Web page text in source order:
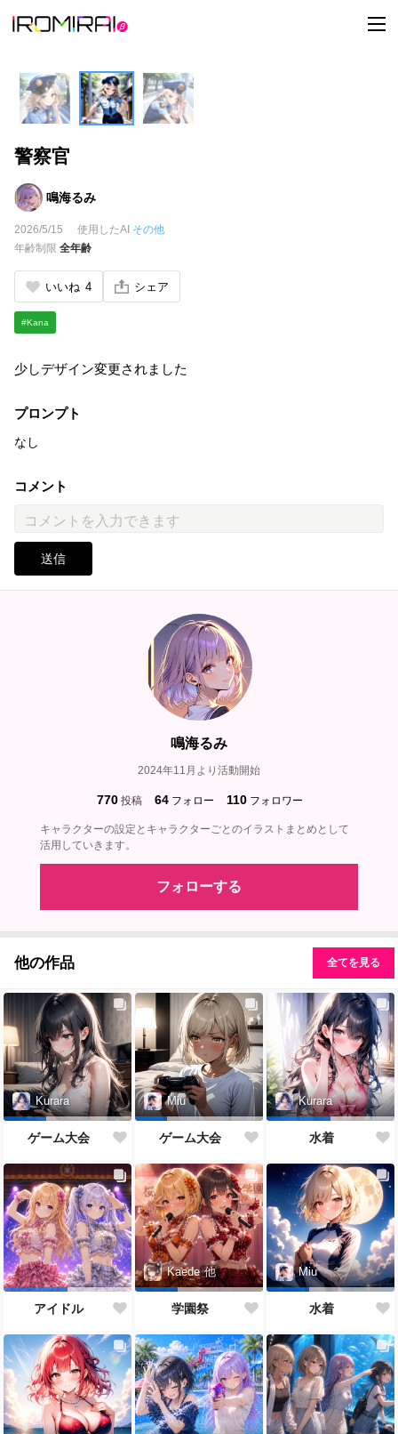
t
o
警察官
鳴海るみ
2026/5/15 使用したAI その他
年齢制限 全年齢
いいね 4 シェア
#Kana
少しデザイン変更されました
プロンプト
なし
コメント
送信
鳴海るみ
2024年11月より活動開始
770 投稿 64 フォロー 110 フォロワー
キャラクターの設定とキャラクターごとのイラストまとめとして
活用していきます。
フォローする
他の作品 全てを見る
Kurara
ゲーム大会
Miu
ゲーム大会
Kurara
水着
アイドル
Kaede 他
学園祭
Miu
水着